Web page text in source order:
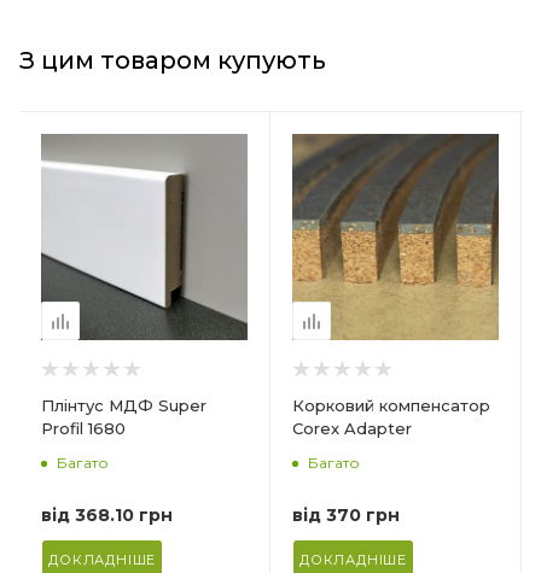
З цим товаром купують
Плінтус МДФ Super
Profil 1680
Багато
від368.10 грн
ДОКЛАДНІШЕ
Україна
900 мм
матеріал (верхній шар)
Корковий компенсатор
Corex Adapter
Багато
від370 грн
ДОКЛАДНІШЕ
Країна-виробник
Німеччина
Призначення_
Для щоденного
прибирання та для
реставрації дерев'яних
підлог, покритих олією
Кількість в упаковці